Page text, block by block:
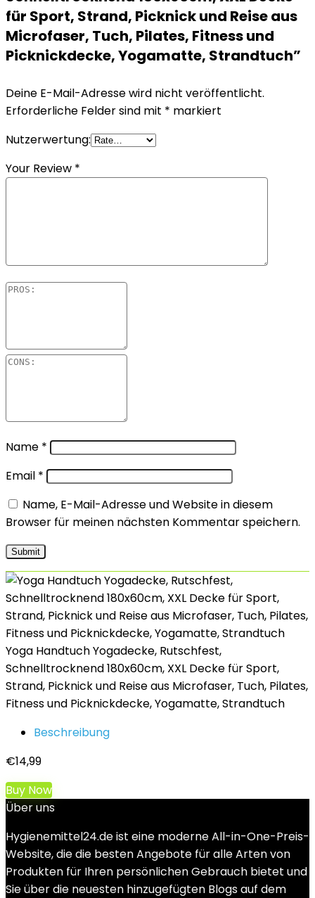
für Sport, Strand, Picknick und Reise aus
Microfaser, Tuch, Pilates, Fitness und
Picknickdecke, Yogamatte, Strandtuch”
Deine E-Mail-Adresse wird nicht veröffentlicht.
Erforderliche Felder sind mit * markiert
Nutzerwertung:
Your Review *
Name *
Email *
Name, E-Mail-Adresse und Website in diesem
Browser für meinen nächsten Kommentar speichern.
Yoga Handtuch Yogadecke, Rutschfest,
Schnelltrocknend 180x60cm, XXL Decke für Sport,
Strand, Picknick und Reise aus Microfaser, Tuch, Pilates,
Fitness und Picknickdecke, Yogamatte, Strandtuch
Beschreibung
€14,99
Buy Now
Über uns
Hygienemittel24.de ist eine moderne All-in-One-Preis-
Website, die die besten Angebote für alle Arten von
Produkten für Ihren persönlichen Gebrauch bietet und
Sie über die neuesten hinzugefügten Blogs auf dem